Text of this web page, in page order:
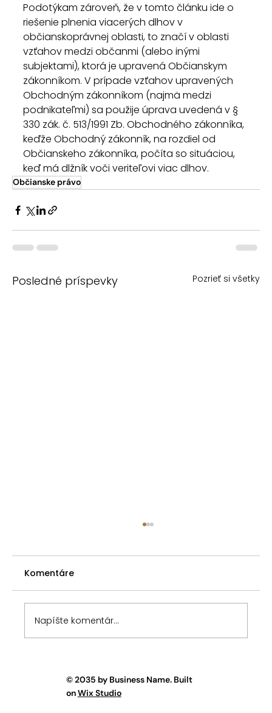
Podotýkam zároveň, že v tomto článku ide o
riešenie plnenia viacerých dlhov v
občianskoprávnej oblasti, to značí v oblasti
vzťahov medzi občanmi (alebo inými
subjektami), ktorá je upravená Občianskym
zákonníkom. V prípade vzťahov upravených
Obchodným zákonníkom (najmä medzi
podnikateľmi) sa použije úprava uvedená v §
330 zák. č. 513/1991 Zb. Obchodného zákonníka,
keďže Obchodný zákonník, na rozdiel od
Občianskeho zákonníka, počíta so situáciou,
keď má dlžník voči veriteľovi viac dlhov.
Občianske právo
Posledné príspevky Pozrieť si všetky
prejavu vôle
V článku Zákonné predkupné právo
spoluvlastníka som poukázal na tri
spôsoby riešenia situácie pri porušení
predkupného práva podielového
spoluvlastníka v prípade, keď prevádzajúci
Komentáre
Napíšte komentár...
© 2035 by Business Name. Built
onWix Studio